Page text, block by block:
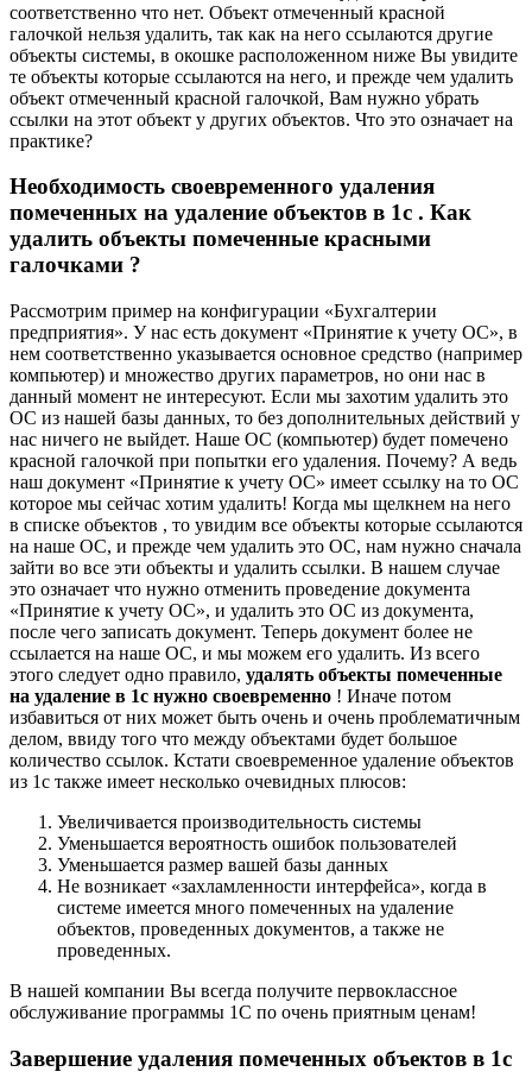
соответственно что нет. Объект отмеченный красной
галочкой нельзя удалить, так как на него ссылаются другие
объекты системы, в окошке расположенном ниже Вы увидите
те объекты которые ссылаются на него, и прежде чем удалить
объект отмеченный красной галочкой, Вам нужно убрать
ссылки на этот объект у других объектов. Что это означает на
практике?
Необходимость своевременного удаления
помеченных на удаление объектов в 1с . Как
удалить объекты помеченные красными
галочками ?
Рассмотрим пример на конфигурации «Бухгалтерии
предприятия». У нас есть документ «Принятие к учету ОС», в
нем соответственно указывается основное средство (например
компьютер) и множество других параметров, но они нас в
данный момент не интересуют. Если мы захотим удалить это
ОС из нашей базы данных, то без дополнительных действий у
нас ничего не выйдет. Наше ОС (компьютер) будет помечено
красной галочкой при попытки его удаления. Почему? А ведь
наш документ «Принятие к учету ОС» имеет ссылку на то ОС
которое мы сейчас хотим удалить! Когда мы щелкнем на него
в списке объектов , то увидим все объекты которые ссылаются
на наше ОС, и прежде чем удалить это ОС, нам нужно сначала
зайти во все эти объекты и удалить ссылки. В нашем случае
это означает что нужно отменить проведение документа
«Принятие к учету ОС», и удалить это ОС из документа,
после чего записать документ. Теперь документ более не
ссылается на наше ОС, и мы можем его удалить. Из всего
этого следует одно правило, удалять объекты помеченные
на удаление в 1с нужно своевременно ! Иначе потом
избавиться от них может быть очень и очень проблематичным
делом, ввиду того что между объектами будет большое
количество ссылок. Кстати своевременное удаление объектов
из 1с также имеет несколько очевидных плюсов:
Увеличивается производительность системы
Уменьшается вероятность ошибок пользователей
Уменьшается размер вашей базы данных
Не возникает «захламленности интерфейса», когда в
системе имеется много помеченных на удаление
объектов, проведенных документов, а также не
проведенных.
В нашей компании Вы всегда получите первоклассное
обслуживание программы 1С по очень приятным ценам!
Завершение удаления помеченных объектов в 1с